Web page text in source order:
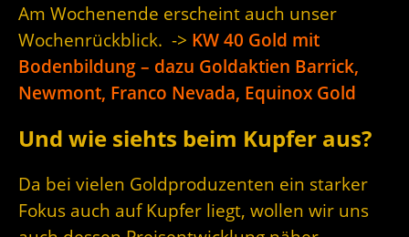
Am Wochenende erscheint auch unser
Wochenrückblick. -> KW 40 Gold mit
Bodenbildung – dazu Goldaktien Barrick,
Newmont, Franco Nevada, Equinox Gold
Und wie siehts beim Kupfer aus?
Da bei vielen Goldproduzenten ein starker
Fokus auch auf Kupfer liegt, wollen wir uns